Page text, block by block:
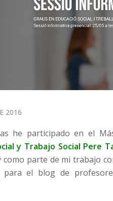
2016
he participado en el
y Trabajo Social Pere
como parte de mi trabajo
para el blog de